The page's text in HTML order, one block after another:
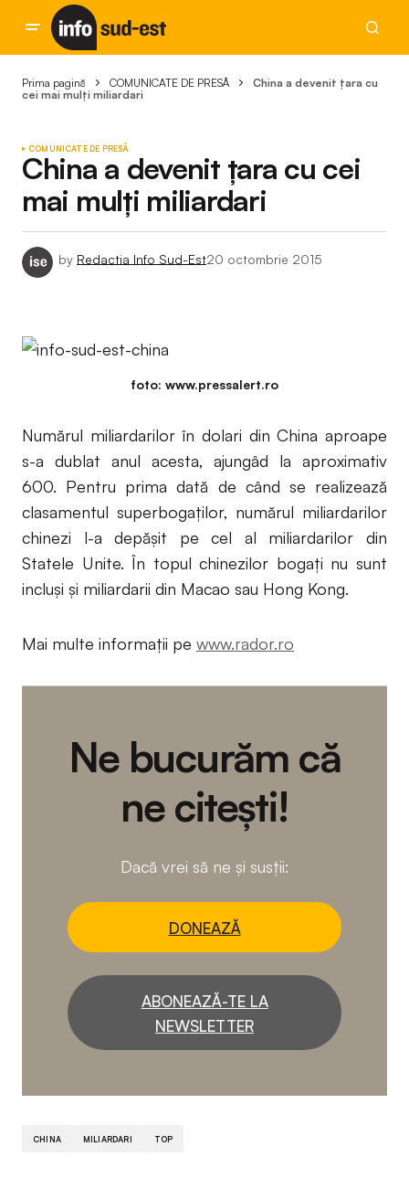
Prima pagină COMUNICATE DE PRESĂ
China a devenit ţara cu
cei mai mulţi miliardari
COMUNICATE DE PRESĂ
China a devenit ţara cu cei
mai mulţi miliardari
by Redactia Info Sud-Est20 octombrie 2015
foto: www.pressalert.ro
Numărul miliardarilor în dolari din China aproape
s-a dublat anul acesta, ajungâd la aproximativ
600. Pentru prima dată de când se realizează
clasamentul superbogaţilor, numărul miliardarilor
chinezi l-a depăşit pe cel al miliardarilor din
Statele Unite. În topul chinezilor bogaţi nu sunt
incluşi şi miliardarii din Macao sau Hong Kong.
Mai multe informații pe www.rador.ro
Ne bucurăm că
ne citești!
Dacă vrei să ne și susții:
DONEAZĂ
ABONEAZĂ-TE LA
NEWSLETTER
CHINA MILIARDARI TOP